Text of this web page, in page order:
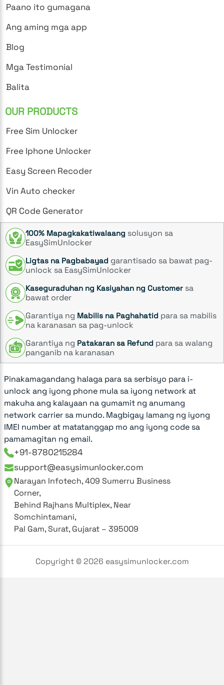
Paano ito gumagana
Ang aming mga app
Blog
Mga Testimonial
Balita
OUR PRODUCTS
Free Sim Unlocker
Free Iphone Unlocker
Easy Screen Recoder
Vin Auto checker
QR Code Generator
100% Mapagkakatiwalaang solusyon sa
EasySimUnlocker
Ligtas na Pagbabayad garantisado sa bawat pag-
unlock sa EasySimUnlocker
Kaseguraduhan ng Kasiyahan ng Customer sa
bawat order
Garantiya ng Mabilis na Paghahatid para sa mabilis
na karanasan sa pag-unlock
Garantiya ng Patakaran sa Refund para sa walang
panganib na karanasan
Pinakamagandang halaga para sa serbisyo para i-
unlock ang iyong phone mula sa iyong network at
makuha ang kalayaan na gumamit ng anumang
network carrier sa mundo. Magbigay lamang ng iyong
IMEI number at matatanggap mo ang iyong code sa
pamamagitan ng email.
+91-8780215284
support@easysimunlocker.com
Narayan Infotech, 409 Sumerru Business
Corner,
Behind Rajhans Multiplex, Near
Somchintamani,
Pal Gam, Surat, Gujarat – 395009
Copyright ©2026 easysimunlocker.com